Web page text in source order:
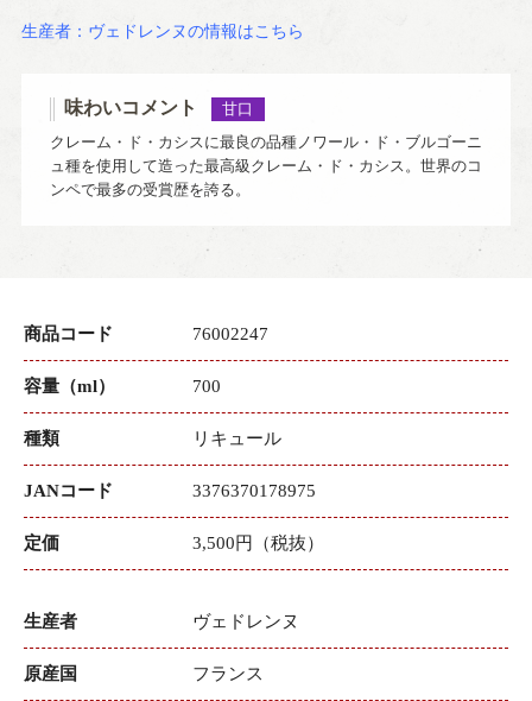
生産者：ヴェドレンヌの情報はこちら
味わいコメント
甘口
クレーム・ド・カシスに最良の品種ノワール・ド・ブルゴーニ
ュ種を使用して造った最高級クレーム・ド・カシス。世界のコ
ンペで最多の受賞歴を誇る。
商品コード 76002247
容量（ml） 700
種類 リキュール
JANコード 3376370178975
定価 3,500円（税抜）
生産者 ヴェドレンヌ
原産国 フランス